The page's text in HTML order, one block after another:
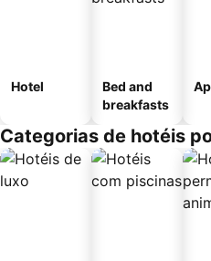
Hotel
Bed and
breakfasts
Categorias de hotéis